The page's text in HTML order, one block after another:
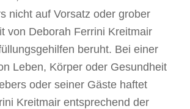
nicht auf Vorsatz oder grober
von Deborah Ferrini Kreitmair
beruht. Bei einer
Leben, Körper oder Gesundheit
oder seiner Gäste haftet
Kreitmair entsprechend der